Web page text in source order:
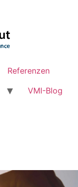
Referenzen
VMI-Blog